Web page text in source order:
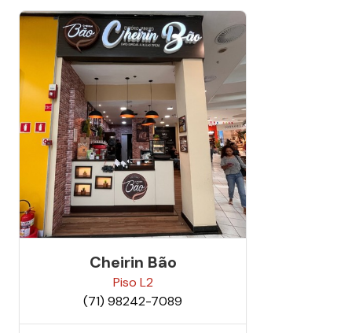
Cheirin Bão
Piso L2
(71) 98242-7089